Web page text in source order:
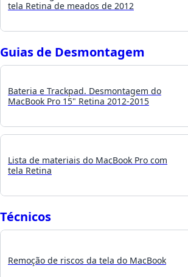
tela Retina de meados de 2012
Guias de Desmontagem
Bateria e Trackpad. Desmontagem do
MacBook Pro 15" Retina 2012-2015
Lista de materiais do MacBook Pro com
tela Retina
Técnicos
Remoção de riscos da tela do MacBook